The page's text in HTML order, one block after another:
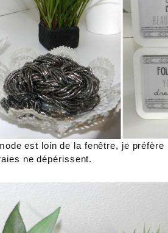
est loin de la fenêtre, je préfère
ne dépérissent.